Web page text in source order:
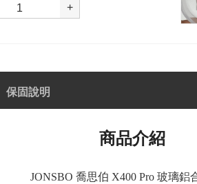
保固說明
商品介紹
JONSBO 喬思伯 X400 Pro 玻璃鋁